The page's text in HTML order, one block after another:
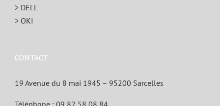
> DELL
> OKI
CONTACT
19 Avenue du 8 mai 1945 – 95200 Sarcelles